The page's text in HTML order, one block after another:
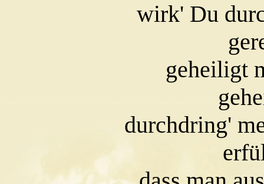
wirk' Du
gerecht ist
geheiligt
durchdring'
erfüll'